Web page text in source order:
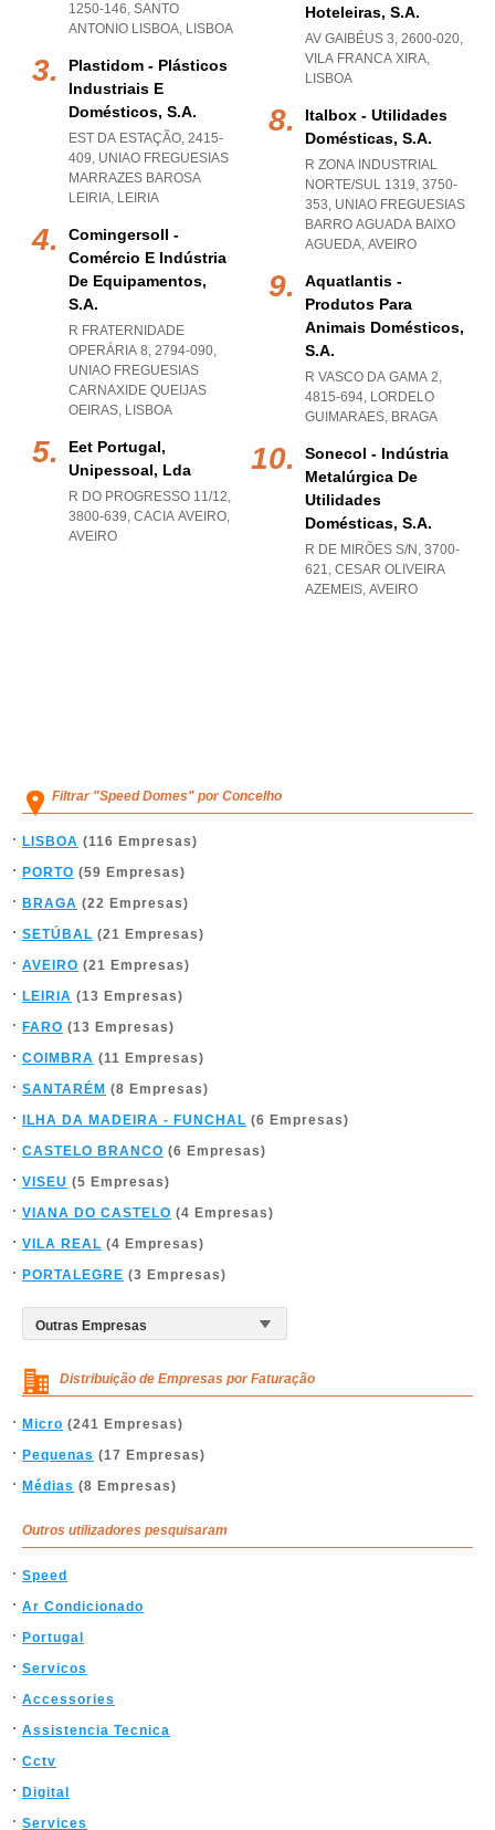
1250-146, SANTO
ANTONIO LISBOA, LISBOA
Plastidom - Plásticos
Industriais E
Domésticos, S.a.
EST DA ESTAÇÃO, 2415-
409, UNIAO FREGUESIAS
MARRAZES BAROSA
LEIRIA, LEIRIA
Comingersoll -
Comércio E Indústria
De Equipamentos,
S.a.
R FRATERNIDADE
OPERÁRIA 8, 2794-090,
UNIAO FREGUESIAS
CARNAXIDE QUEIJAS
OEIRAS, LISBOA
Eet Portugal,
Unipessoal, Lda
R DO PROGRESSO 11/12,
3800-639, CACIA AVEIRO,
AVEIRO
Hoteleiras, S.a.
AV GAIBÉUS 3, 2600-020,
VILA FRANCA XIRA,
LISBOA
Italbox - Utilidades
Domésticas, S.a.
R ZONA INDUSTRIAL
NORTE/SUL 1319, 3750-
353, UNIAO FREGUESIAS
BARRO AGUADA BAIXO
AGUEDA, AVEIRO
Aquatlantis -
Produtos Para
Animais Domésticos,
S.a.
R VASCO DA GAMA 2,
4815-694, LORDELO
GUIMARAES, BRAGA
Sonecol - Indústria
Metalúrgica De
Utilidades
Domésticas, S.a.
R DE MIRÕES S/N, 3700-
621, CESAR OLIVEIRA
AZEMEIS, AVEIRO
Filtrar "Speed Domes" por Concelho
LISBOA (116 Empresas)
PORTO (59 Empresas)
BRAGA (22 Empresas)
SETÚBAL (21 Empresas)
AVEIRO (21 Empresas)
LEIRIA (13 Empresas)
FARO (13 Empresas)
COIMBRA (11 Empresas)
SANTARÉM (8 Empresas)
ILHA DA MADEIRA - FUNCHAL (6 Empresas)
CASTELO BRANCO (6 Empresas)
VISEU (5 Empresas)
VIANA DO CASTELO (4 Empresas)
VILA REAL (4 Empresas)
PORTALEGRE (3 Empresas)
Distribuição de Empresas por Faturação
Micro (241 Empresas)
Pequenas (17 Empresas)
Médias (8 Empresas)
Outros utilizadores pesquisaram
Speed
Ar Condicionado
Portugal
Servicos
Accessories
Assistencia Tecnica
Cctv
Digital
Services